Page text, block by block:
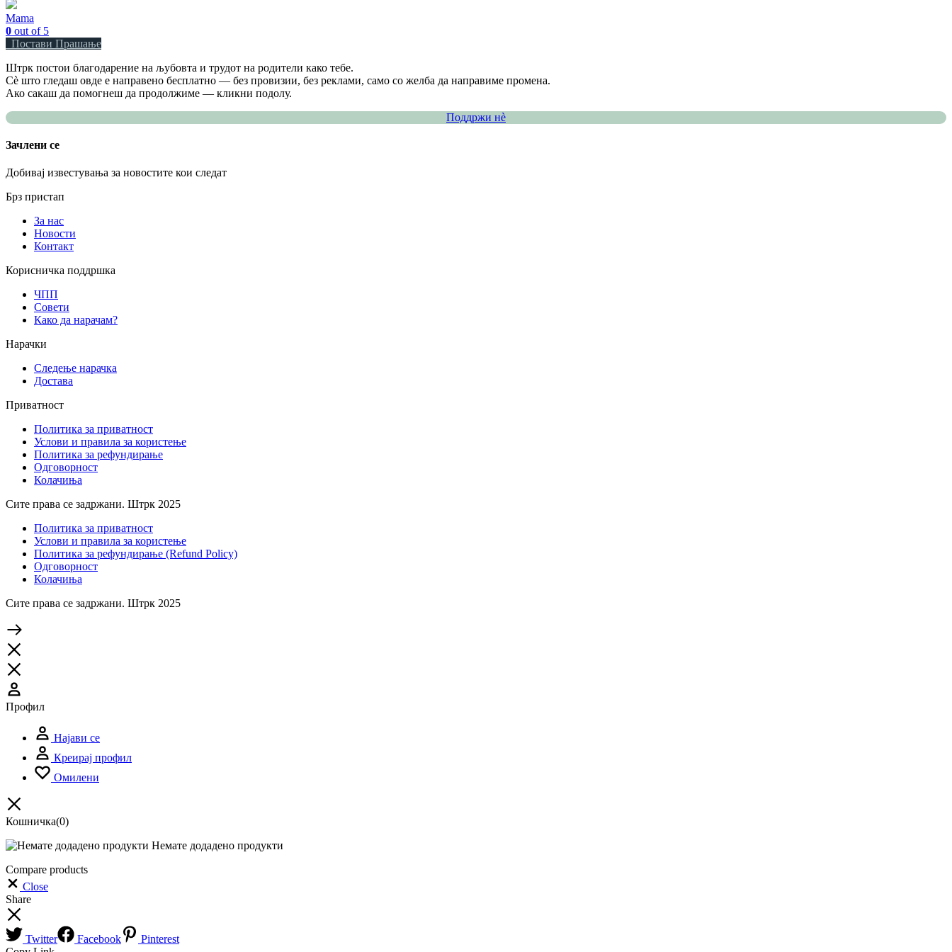
Mama
0 out of 5
Постави Прашање
Штрк постои благодарение на љубовта и трудот на родители како тебе.
Сè што гледаш овде е направено бесплатно — без провизии, без реклами, само со желба да направиме промена.
Ако сакаш да помогнеш да продолжиме — кликни подолу.
Поддржи нѐ
Зачлени се
Добивај известувања за новостите кои следат
Брз пристап
За нас
Новости
Контакт
Корисничка поддршка
ЧПП
Совети
Како да нарачам?
Нарачки
Следење нарачка
Достава
Приватност
Политика за приватност
Услови и правила за користење
Политика за рефундирање
Одговорност
Колачиња
Сите права се задржани. Штрк 2025
Политика за приватност
Услови и правила за користење
Политика за рефундирање (Refund Policy)
Одговорност
Колачиња
Сите права се задржани. Штрк 2025
Профил
Најави се
Креирај профил
Омилени
Кошничка(0)
Немате додадено продукти
Compare products
Close
Share
Twitter Facebook
Pinterest